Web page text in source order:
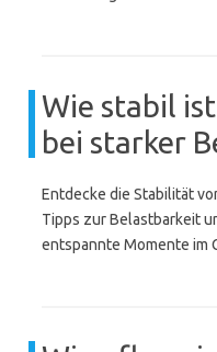
Wie stabil
bei starker
Entdecke die Stabilität
Tipps zur Belastbarkeit
entspannte Momente im